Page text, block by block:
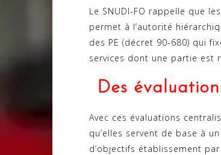
Le SNUDI-FO rappelle que
permet à l’autorité
des PE (décret 90-680) qui
services dont une partie est
Des
Avec ces évaluations
qu’elles servent de base à
d’objectifs établissement